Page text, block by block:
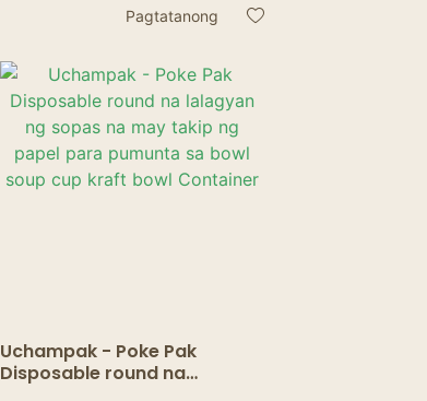
Pagtatanong
Uchampak - Poke Pak
Disposable round na